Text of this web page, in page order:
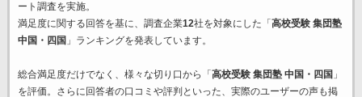
ート調査を実施。
満足度に関する回答を基に、調査企業12社を対象にした「 高校受験 集団塾
中国・四国 」ランキングを発表しています。
総合満足度だけでなく、様々な切り口から「 高校受験 集団塾 中国・四国 」
を評価。さらに回答者の口コミや評判といった、実際のユーザーの声も掲